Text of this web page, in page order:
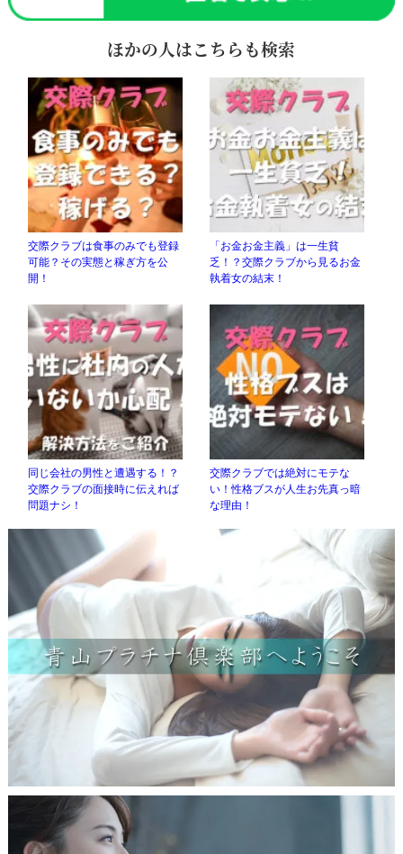
ほかの人はこちらも検索
交際クラブは食事のみでも登録
可能？その実態と稼ぎ方を公
開！
「お金お金主義」は一生貧
乏！？交際クラブから見るお金
執着女の結末！
同じ会社の男性と遭遇する！？
交際クラブの面接時に伝えれば
問題ナシ！
交際クラブでは絶対にモテな
い！性格ブスが人生お先真っ暗
な理由！